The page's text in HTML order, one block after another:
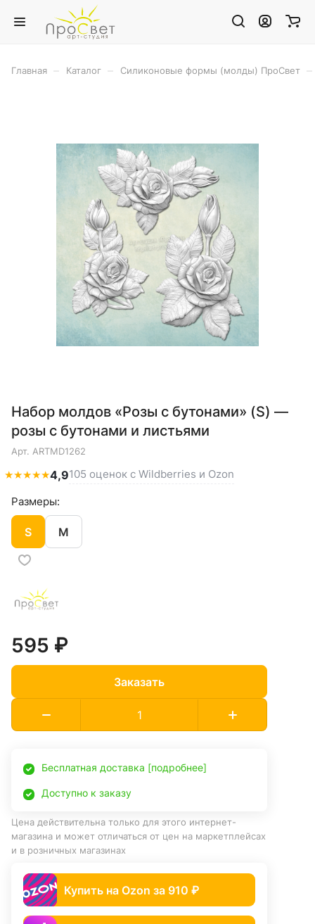
Главная Каталог Силиконовые формы (молды) ПроСвет
Набор молдов «Розы с бутонами» (S) —
розы с бутонами и листьями
Арт. ARTMD1262
★★★★★4,9105 оценок с Wildberries и Ozon
Размеры:
S M
595 ₽
Заказать
Бесплатная доставка [подробнее]
Доступно к заказу
Цена действительна только для этого интернет-
магазина и может отличаться от цен на маркетплейсах
и в розничных магазинах
Купить на Ozon за 910 ₽